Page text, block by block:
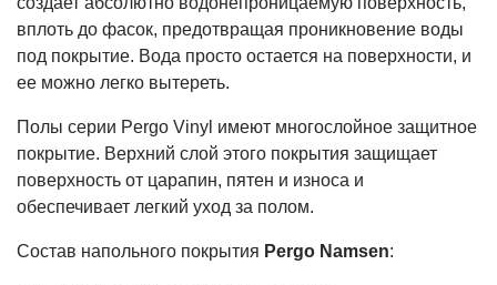
вплоть до фасок, предотвращая проникновение воды
под покрытие. Вода просто остается на поверхности, и
ее можно легко вытереть.
Полы серии Pergo Vinyl имеют многослойное защитное
покрытие. Верхний слой этого покрытия защищает
поверхность от царапин, пятен и износа и
обеспечивает легкий уход за полом.
Состав напольного покрытия Pergo Namsen: